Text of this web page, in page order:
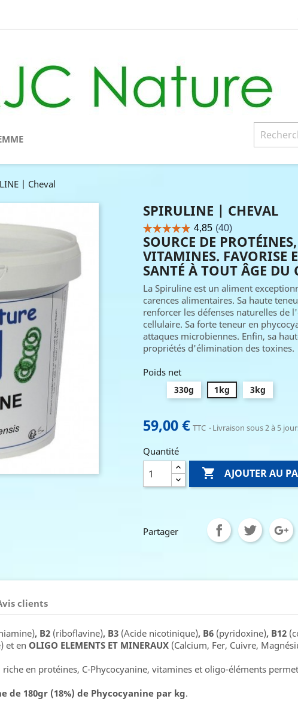
| Cheval
SPIRULINE | CHEVAL
SOURCE DE
VITAMINES. FAVORISE
SANTÉ À TOUT ÂGE DU
La Spiruline est un aliment
carences alimentaires. Sa haute
renforcer les défenses naturelles de
cellulaire. Sa forte teneur en
attaques microbiennes. Enfin, sa
propriétés d'élimination des toxines.
Poids net
330g 1kg 3kg
59,00 € TTC Livraison sous 2 à 5
Quantité
 AJOUTER AU
Partager
clients
, B2 (riboflavine), B3 (Acide nicotinique), B6 (pyridoxine), B12
et en OLIGO ELEMENTS ET MINERAUX (Calcium, Fer, Cuivre,
en protéines, C-Phycocyanine, vitamines et oligo-éléments
de 180gr (18%) de Phycocyanine par kg.